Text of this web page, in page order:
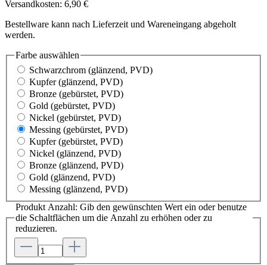
Versandkosten: 6,90 €
Bestellware kann nach Lieferzeit und Wareneingang abgeholt
werden.
Farbe auswählen
Schwarzchrom (glänzend, PVD)
Kupfer (glänzend, PVD)
Bronze (gebürstet, PVD)
Gold (gebürstet, PVD)
Nickel (gebürstet, PVD)
Messing (gebürstet, PVD)
Kupfer (gebürstet, PVD)
Nickel (glänzend, PVD)
Bronze (glänzend, PVD)
Gold (glänzend, PVD)
Messing (glänzend, PVD)
Produkt Anzahl: Gib den gewünschten Wert ein oder benutze
die Schaltflächen um die Anzahl zu erhöhen oder zu
reduzieren.